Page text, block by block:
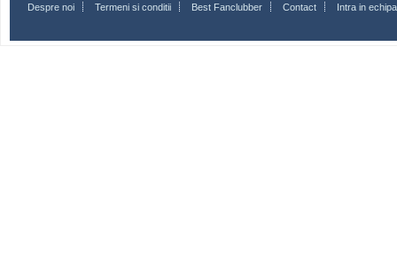
Despre noi Termeni si conditii Best Fanclubber Contact Intra in